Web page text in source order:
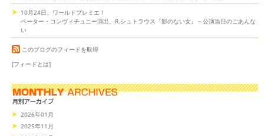
10月24日、ワールドプレミエ！
ペーター・コンヴィチュニー演出、R.シュトラウス『影のない女』～公演当日のごあんな
い
このブログのフィードを取得
[フィードとは]
2026年01月
2025年11月